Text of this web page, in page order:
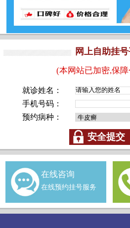
网上自助挂
(本网站已加密,保
就诊姓名：
手机号码：
预约病种：
在线咨询
在线预约挂号服务